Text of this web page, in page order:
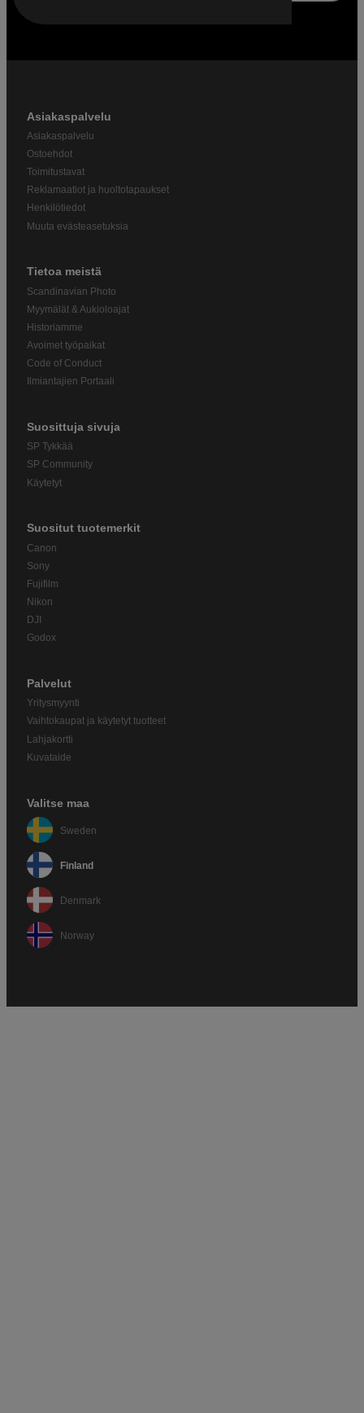
Asiakaspalvelu
Asiakaspalvelu
Ostoehdot
Toimitustavat
Reklamaatiot ja huoltotapaukset
Henkilötiedot
Muuta evästeasetuksia
Tietoa meistä
Scandinavian Photo
Myymälät & Aukioloajat
Historiamme
Avoimet työpaikat
Code of Conduct
Ilmiantajien Portaali
Suosittuja sivuja
SP Tykkää
SP Community
Käytetyt
Suositut tuotemerkit
Canon
Sony
Fujifilm
Nikon
DJI
Godox
Palvelut
Yritysmyynti
Vaihtokaupat ja käytetyt tuotteet
Lahjakortti
Kuvataide
Valitse maa
Sweden
Finland
Denmark
Norway